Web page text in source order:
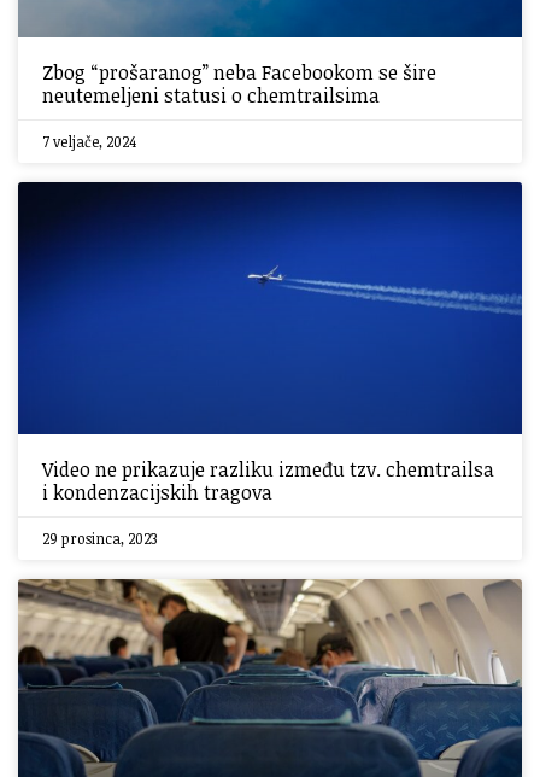
Zbog “prošaranog” neba Facebookom se šire
neutemeljeni statusi o chemtrailsima
7 veljače, 2024
Video ne prikazuje razliku između tzv. chemtrailsa
i kondenzacijskih tragova
29 prosinca, 2023